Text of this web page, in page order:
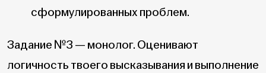
сформулированных проблем.
Задание №3 — монолог. Оценивают
логичность твоего высказывания и выполнение